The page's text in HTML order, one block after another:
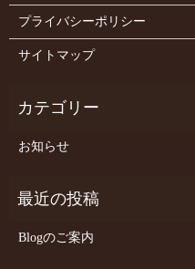
プライバシーポリシー
サイトマップ
お知らせ
Blogのご案内